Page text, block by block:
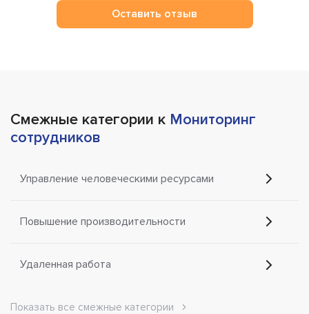
Оставить отзыв
Смежные категории к Мониторинг
сотрудников
Управление человеческими ресурсами
Повышение производительности
Удаленная работа
Показать все смежные категории